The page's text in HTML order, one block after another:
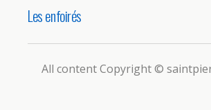
Les enfoirés
All content Copyright ©